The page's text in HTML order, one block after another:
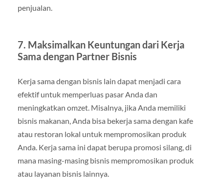
penjualan.
7. Maksimalkan Keuntungan dari Kerja
Sama dengan Partner Bisnis
Kerja sama dengan bisnis lain dapat menjadi cara
efektif untuk memperluas pasar Anda dan
meningkatkan omzet. Misalnya, jika Anda memiliki
bisnis makanan, Anda bisa bekerja sama dengan kafe
atau restoran lokal untuk mempromosikan produk
Anda. Kerja sama ini dapat berupa promosi silang, di
mana masing-masing bisnis mempromosikan produk
atau layanan bisnis lainnya.